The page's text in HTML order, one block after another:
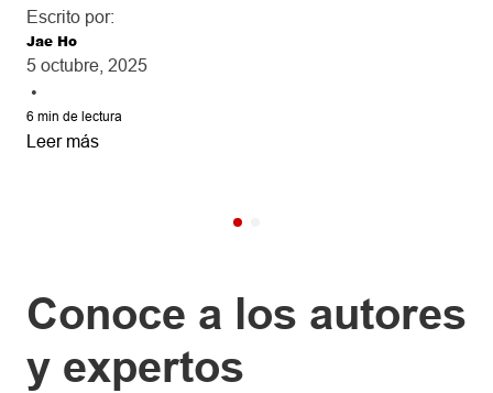
entre ellas el desarrollo de nuevos productos, la interacción digital y
las soluciones de planificación financiera.
Escrito por:
Jae Ho
5 octubre, 2025
•
6 min de lectura
Leer más
Conoce a los autores
y expertos